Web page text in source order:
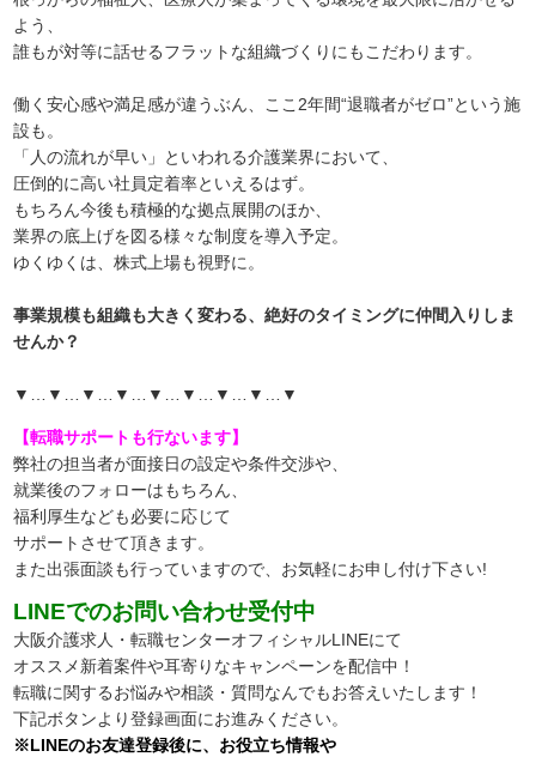
よう、
誰もが対等に話せるフラットな組織づくりにもこだわります。
働く安心感や満足感が違うぶん、ここ2年間“退職者がゼロ”という施
設も。
「人の流れが早い」といわれる介護業界において、
圧倒的に高い社員定着率といえるはず。
もちろん今後も積極的な拠点展開のほか、
業界の底上げを図る様々な制度を導入予定。
ゆくゆくは、株式上場も視野に。
事業規模も組織も大きく変わる、絶好のタイミングに仲間入りしま
せんか？
▼…▼…▼…▼…▼…▼…▼…▼…▼
【転職サポートも行ないます】
弊社の担当者が面接日の設定や条件交渉や、
就業後のフォローはもちろん、
福利厚生なども必要に応じて
サポートさせて頂きます。
また出張面談も行っていますので、 お気軽にお申し付け下さい!
LINEでのお問い合わせ受付中
大阪介護求人・転職センターオフィシャルLINEにて
オススメ新着案件や耳寄りなキャンペーンを配信中！
転職に関するお悩みや相談・質問なんでもお答えいたします！
下記ボタンより登録画面にお進みください。
※LINEのお友達登録後に、お役立ち情報や